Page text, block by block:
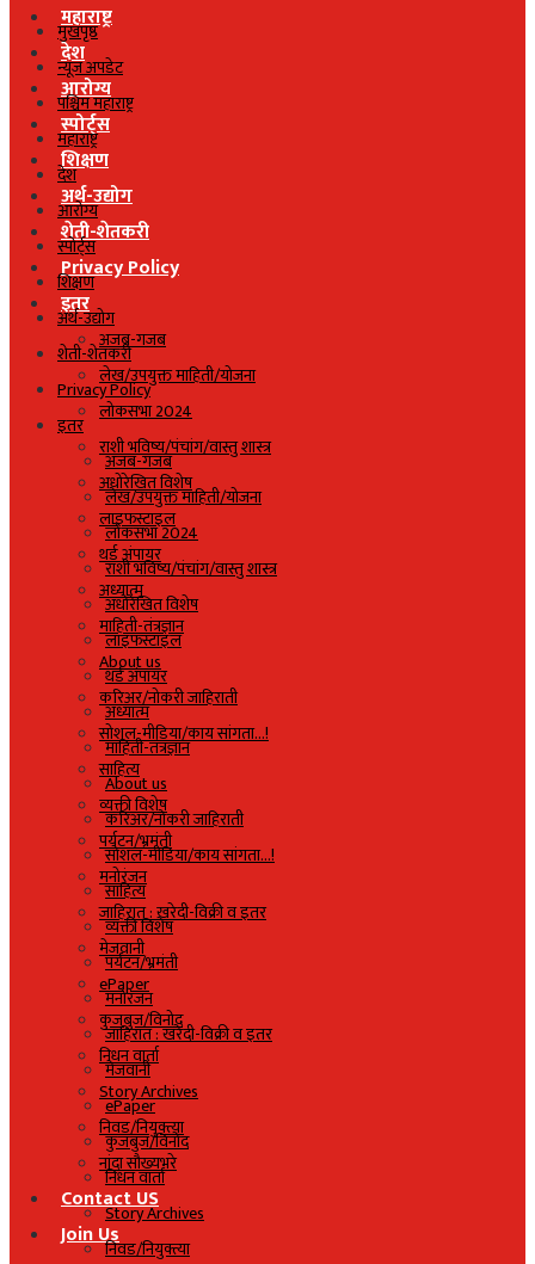
महाराष्ट्र
देश
आरोग्य
स्पोर्ट्स
शिक्षण
अर्थ-उद्योग
शेती-शेतकरी
Privacy Policy
इतर
अजब-गजब
लेख/उपयुक्त माहिती/योजना
लोकसभा 2024
राशी भविष्य/पंचांग/वास्तु शास्त्र
अधोरेखित विशेष
लाइफस्टाइल
थर्ड अंपायर
अध्यात्म
माहिती-तंत्रज्ञान
About us
करिअर/नोकरी जाहिराती
सोशल-मीडिया/काय सांगता…!
साहित्य
व्यक्ती विशेष
पर्यटन/भ्रमंती
मनोरंजन
जाहिरात : खरेदी-विक्री व इतर
मेजवानी
ePaper
कुजबुज/विनोद
निधन वार्ता
Story Archives
निवड/नियुक्त्या
नांदा सौख्यभरे
Contact US
Join Us
मुखपृष्ठ
न्यूज अपडेट
पश्चिम महाराष्ट्र
महाराष्ट्र
देश
आरोग्य
स्पोर्ट्स
शिक्षण
अर्थ-उद्योग
शेती-शेतकरी
Privacy Policy
इतर
अजब-गजब
लेख/उपयुक्त माहिती/योजना
लोकसभा 2024
राशी भविष्य/पंचांग/वास्तु शास्त्र
अधोरेखित विशेष
लाइफस्टाइल
थर्ड अंपायर
अध्यात्म
माहिती-तंत्रज्ञान
About us
करिअर/नोकरी जाहिराती
सोशल-मीडिया/काय सांगता…!
साहित्य
व्यक्ती विशेष
पर्यटन/भ्रमंती
मनोरंजन
जाहिरात : खरेदी-विक्री व इतर
मेजवानी
ePaper
कुजबुज/विनोद
निधन वार्ता
Story Archives
निवड/नियुक्त्या